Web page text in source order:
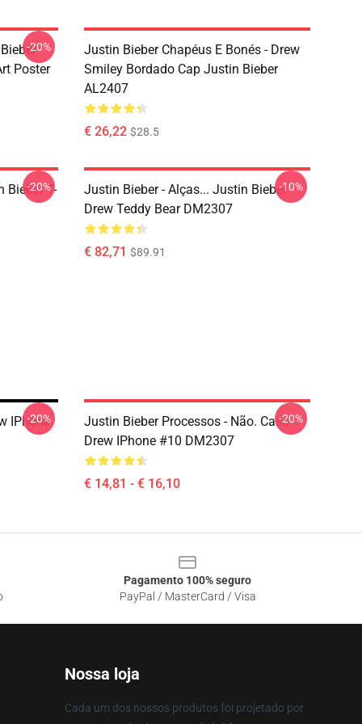
Poster
-20%
Justin Bieber Chapéus E Bonés - Drew
Smiley Bordado Cap Justin Bieber
AL2407
€ 26,22 $28.5
Bieber T-
-20%
Justin Bieber - Alças... Justin Bieber
Drew Teddy Bear DM2307
€ 82,71 $89.91
-10%
IPhone
-20%
Justin Bieber Processos - Não. Caso
Drew IPhone #10 DM2307
€ 14,81 - € 16,10
-20%
Pagamento 100% seguro
PayPal / MasterCard / Visa
Nossa loja
Cada um dos nossos produtos foi projetado por